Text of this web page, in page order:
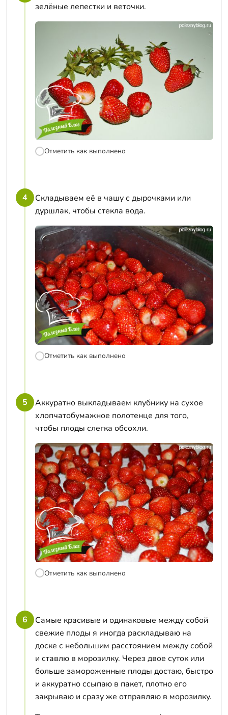
зелёные лепестки и веточки.
Отметить как выполнено
4
Складываем её в чашу с дырочками или
дуршлак, чтобы стекла вода.
Отметить как выполнено
5
Аккуратно выкладываем клубнику на сухое
хлопчатобумажное полотенце для того,
чтобы плоды слегка обсохли.
Отметить как выполнено
6
Самые красивые и одинаковые между собой
свежие плоды я иногда раскладываю на
доске с небольшим расстоянием между собой
и ставлю в морозилку. Через двое суток или
больше замороженные плоды достаю, быстро
и аккуратно ссыпаю в пакет, плотно его
закрываю и сразу же отправляю в морозилку.